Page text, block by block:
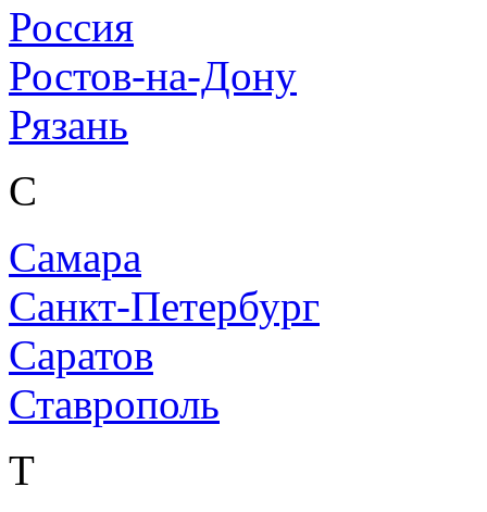
Россия
Ростов-на-Дону
Рязань
С
Самара
Санкт-Петербург
Саратов
Ставрополь
Т